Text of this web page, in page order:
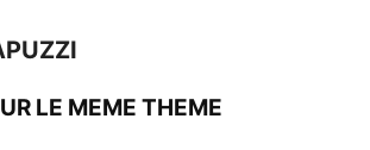
LE MEME THEME